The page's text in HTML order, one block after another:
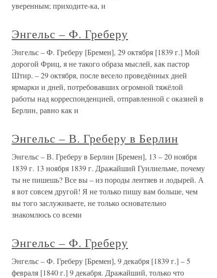
уверенным; приходите-ка, и
Энгельс – Ф. Греберу
Энгельс – Ф. Греберу [Бремен], 29 октября [1839 г.] Мой
дорогой Фриц, я не такого образа мыслей, как пастор
Штир. – 29 октября, после весело проведённых дней
ярмарки и дней, потребовавших огромной тяжёлой
работы над корреспонденцией, отправленной с оказией в
Берлин, равно как и
Энгельс – В. Греберу в Берлин
Энгельс – В. Греберу в Берлин [Бремен], 13 – 20 ноября
1839 г. 13 ноября 1839 г. Дражайший Гуилиельме, почему
ты не пишешь? Все вы – из породы лентяев и лодырей. А
я вот совсем другой! Я не только пишу вам больше, чем
вы того заслуживаете, не только основательно
знакомлюсь со всеми
Энгельс – Ф. Греберу
Энгельс – Ф. Греберу [Бремен], 9 декабря [1839 г.] – 5
февраля [1840 г.] 9 декабря. Дражайший, только что